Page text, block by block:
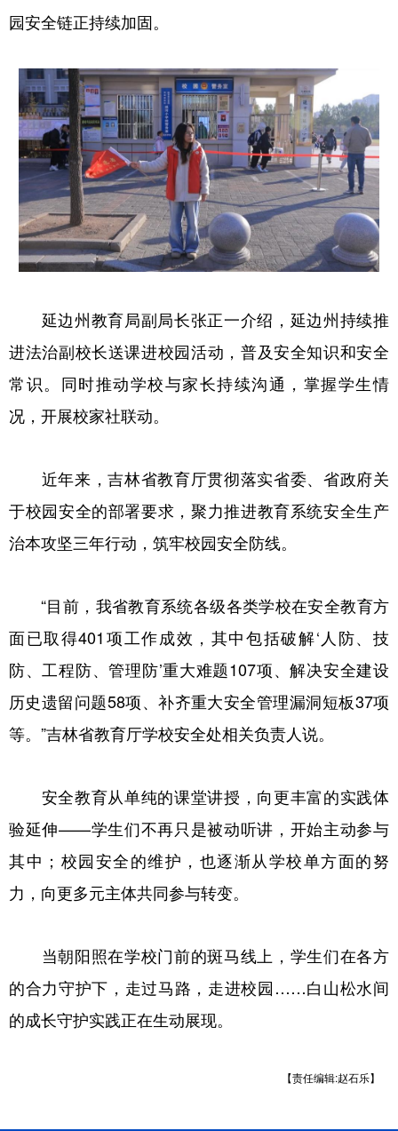
园安全链正持续加固。
延边州教育局副局长张正一介绍，延边州持续推
进法治副校长送课进校园活动，普及安全知识和安全
常识。同时推动学校与家长持续沟通，掌握学生情
况，开展校家社联动。
近年来，吉林省教育厅贯彻落实省委、省政府关
于校园安全的部署要求，聚力推进教育系统安全生产
治本攻坚三年行动，筑牢校园安全防线。
“目前，我省教育系统各级各类学校在安全教育方
面已取得401项工作成效，其中包括破解‘人防、技
防、工程防、管理防’重大难题107项、解决安全建设
历史遗留问题58项、补齐重大安全管理漏洞短板37项
等。”吉林省教育厅学校安全处相关负责人说。
安全教育从单纯的课堂讲授，向更丰富的实践体
验延伸——学生们不再只是被动听讲，开始主动参与
其中；校园安全的维护，也逐渐从学校单方面的努
力，向更多元主体共同参与转变。
当朝阳照在学校门前的斑马线上，学生们在各方
的合力守护下，走过马路，走进校园……白山松水间
的成长守护实践正在生动展现。
【责任编辑:赵石乐】